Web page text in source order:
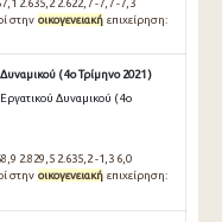
2.635,2 2.622,7 -7,7 -7,3
στην οικογενειακή επιχείρηση:
( 4ο Τρίμηνο 2021 )
Δυναμικού ( 4ο
2.829,5 2.635,2 -1,3 6,0
στην οικογενειακή επιχείρηση: